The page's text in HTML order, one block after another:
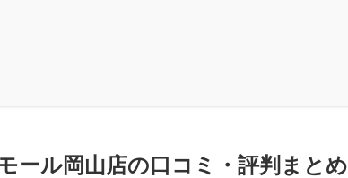
ール岡山店の口コミ・評判まとめ